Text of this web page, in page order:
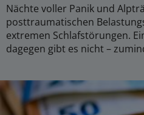
Nächte voller Panik und
posttraumatischen
extremen Schlafstörungen.
dagegen gibt es nicht –